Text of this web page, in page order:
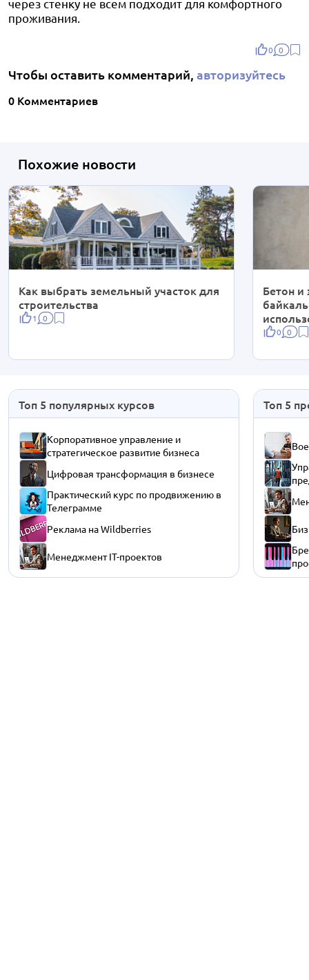
через стенку не всем подходит для комфортного
проживания.
0 0
Чтобы оставить комментарий, авторизуйтесь
0 Комментариев
Похожие новости
Как выбрать земельный участок для
строительства
1 0
Бетон и
0 0
Топ 5 популярных курсов
Корпоративное управление и
стратегическое развитие бизнеса
Цифровая трансформация в бизнесе
Практический курс по продвижению в
Телеграмме
Реклама на Wildberries
Менеджмент IT-проектов
Топ 5